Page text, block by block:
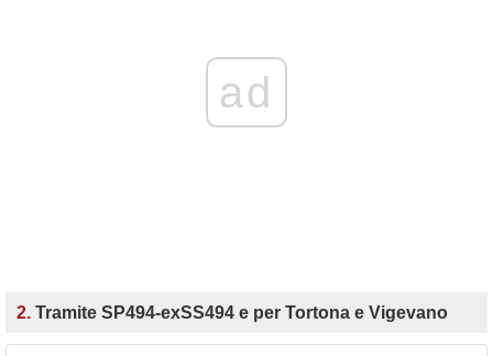
ad
2. Tramite SP494-exSS494 e per Tortona e Vigevano